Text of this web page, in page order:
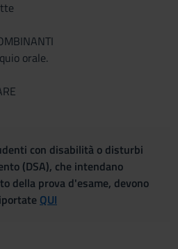
orale.
con disabilità o disturbi
(DSA), che intendano
della prova d'esame, devono
QUI